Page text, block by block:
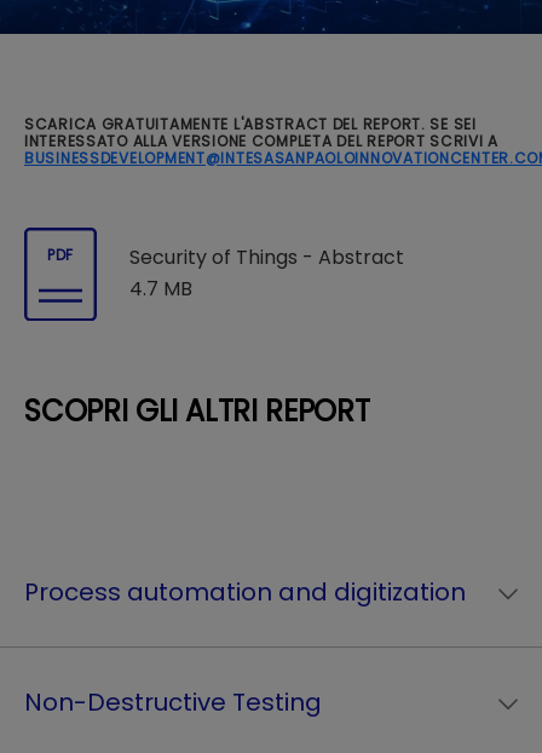
SCARICA GRATUITAMENTE L'ABSTRACT DEL REPORT. SE SEI
INTERESSATO ALLA VERSIONE COMPLETA DEL REPORT SCRIVI A
PDF
Security of Things - Abstract
4.7 MB
SCOPRI GLI ALTRI REPORT
Process automation and digitization
Non-Destructive Testing